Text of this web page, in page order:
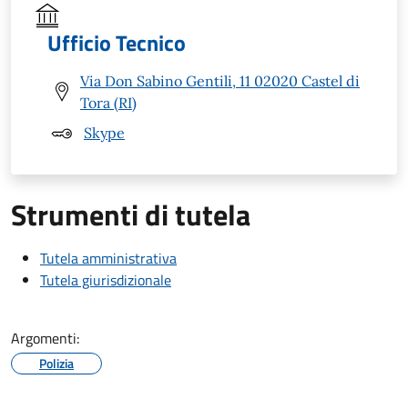
Ufficio Tecnico
Via Don Sabino Gentili, 11 02020 Castel di
Tora (RI)
Skype
Strumenti di tutela
Tutela amministrativa
Tutela giurisdizionale
Argomenti:
Polizia